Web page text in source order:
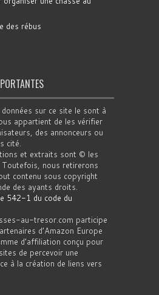
des rébus
sur ce site le sont à
appartient de les vérifier
des annonceurs ou
cité.
et extraits sont © les
nous retirerons
contenu sous copyright
des ayants droits.
542-1 du code du
au-tresor.com participe
d’Amazon Europe
d’affiliation conçu pour
de percevoir une
à la création de liens vers